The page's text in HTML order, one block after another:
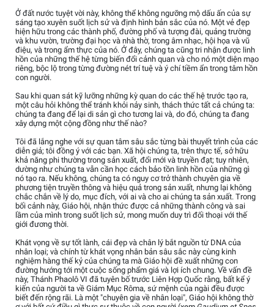
Ở đất nước tuyệt vời này, không thể không ngưỡng mộ dấu ấn của sự
sáng tạo xuyên suốt lịch sử và định hình bản sắc của nó. Một vẻ đẹp
hiện hữu trong các thành phố, đường phố và tượng đài, quảng trường
và khu vườn, trường đại học và nhà thờ, trong âm nhạc, hội họa và vũ
điệu, và trong ẩm thực của nó. Ở đây, chúng ta cũng tri nhận được linh
hồn của những thế hệ từng biến đổi cảnh quan và cho nó một diện mạo
riêng, bộc lộ trong từng đường nét trí tuệ và ý chí tiềm ẩn trong tâm hồn
con người.
Sau khi quan sát kỹ lưỡng những kỳ quan do các thế hệ trước tạo ra,
một câu hỏi không thể tránh khỏi nảy sinh, thách thức tất cả chúng ta:
chúng ta đang để lại di sản gì cho tương lai và, do đó, chúng ta đang
xây dựng một cộng đồng như thế nào?
Tôi đã lắng nghe với sự quan tâm sâu sắc từng bài thuyết trình của các
diễn giả; tôi đồng ý với các bạn. Xã hội chúng ta, trên thực tế, sở hữu
khả năng phi thường trong sản xuất, đổi mới và truyền đạt; tuy nhiên,
dường như chúng ta vẫn cần học cách bảo tồn linh hồn của những gì
nó tạo ra. Nếu không, chúng ta có nguy cơ trở thành chuyên gia về
phương tiện truyền thông và hiệu quả trong sản xuất, nhưng lại không
chắc chắn về lý do, mục đích, với ai và cho ai chúng ta sản xuất. Trong
bối cảnh này, Giáo hội, nhận thức được cả những thành công và sai
lầm của mình trong suốt lịch sử, mong muốn duy trì đối thoại với thế
giới đương thời.
Khát vọng về sự tốt lành, cái đẹp và chân lý bắt nguồn từ DNA của
nhân loại; và chính từ khát vọng nhân bản sâu sắc này cùng kinh
nghiệm hàng thế kỷ của chúng ta mà Giáo hội đề xuất những con
đường hướng tới một cuộc sống phẩm giá và lợi ích chung. Về vấn đề
này, Thánh Phaolô VI đã tuyên bố trước Liên Hợp Quốc rằng, bất kể ý
kiến của người ta về Giám Mục Rôma, sứ mệnh của ngài đều được
biết đến rộng rãi. Là một "chuyên gia về nhân loại", Giáo hội không thờ